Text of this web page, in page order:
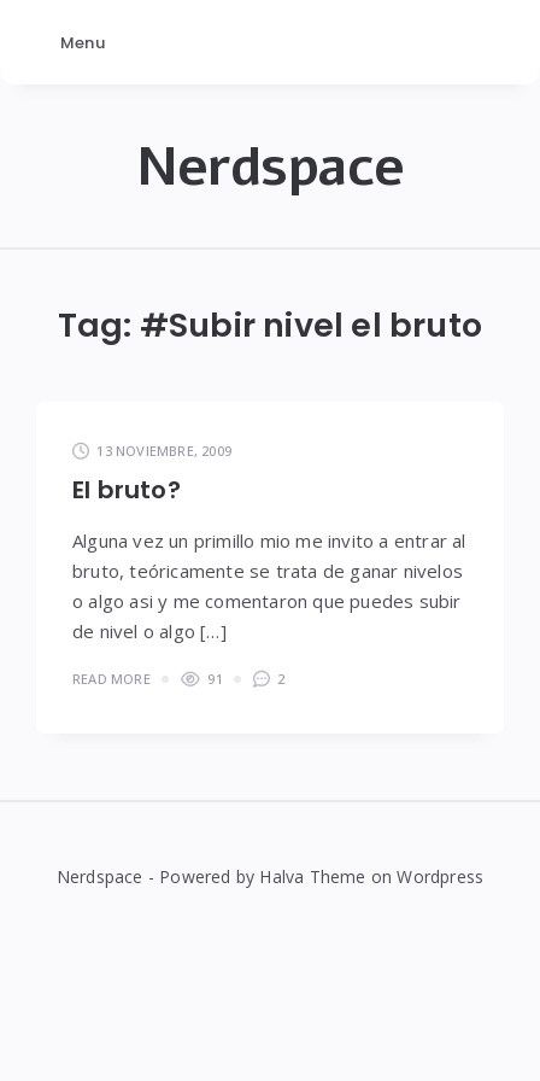
Nerdspace
Tag: #Subir nivel el bruto
13 NOVIEMBRE, 2009
El bruto?
Alguna vez un primillo mio me invito a entrar al
bruto, teóricamente se trata de ganar nivelos
o algo asi y me comentaron que puedes subir
de nivel o algo […]
READ MORE 91 2
Nerdspace - Powered by Halva Theme on Wordpress
Menu